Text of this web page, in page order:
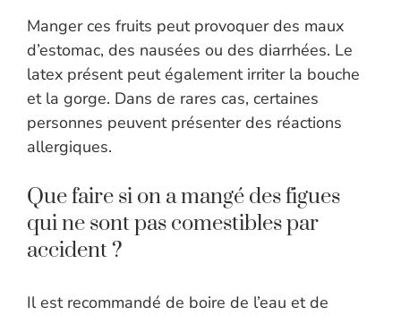
Manger ces fruits peut provoquer des maux
d’estomac, des nausées ou des diarrhées. Le
latex présent peut également irriter la bouche
et la gorge. Dans de rares cas, certaines
personnes peuvent présenter des réactions
allergiques.
Que faire si on a mangé des figues
qui ne sont pas comestibles par
accident ?
Il est recommandé de boire de l’eau et de